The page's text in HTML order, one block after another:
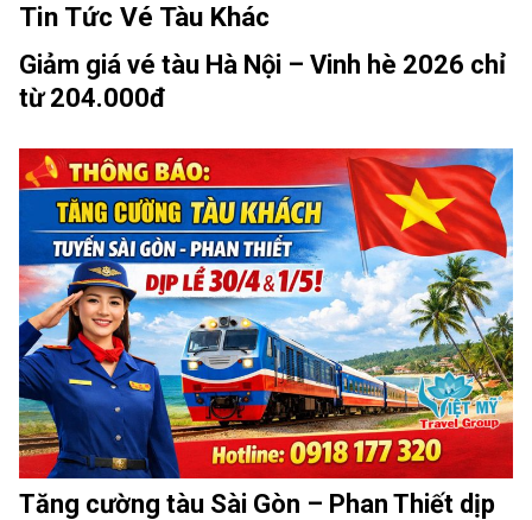
Tin Tức Vé Tàu Khác
Giảm giá vé tàu Hà Nội – Vinh hè 2026 chỉ
từ 204.000đ
Tăng cường tàu Sài Gòn – Phan Thiết dịp